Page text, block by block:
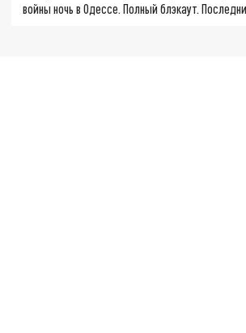
войны ночь в Одессе. Полный блэкаут.